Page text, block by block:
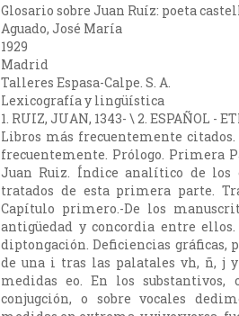
Glosario sobre Juan Ruíz: poeta
Aguado, José María
1929
Madrid
Talleres Espasa-Calpe. S. A.
Lexicografía y lingüística
1. RUIZ, JUAN, 1343- \ 2. ESPAÑOL -
Libros más frecuentemente
frecuentemente. Prólogo. Primera
Juan Ruiz. Índice analítico de los
tratados de esta primera parte.
Capítulo primero.-De los
antigüedad y concordia entre
diptongación. Deficiencias gráficas,
de una i tras las palatales vh, ñ, j
medidas eo. En los substantivos,
conjugción, o sobre vocales